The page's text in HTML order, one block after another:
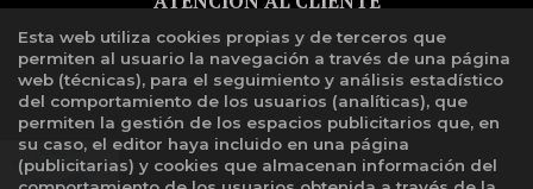
Quiénes somos
Libro de reclamaciones
Esta web utiliza cookies propias y de terceros que
permiten al usuario la navegación a través de una página
web (técnicas), para el seguimiento y análisis estadístico
del comportamiento de los usuarios (analíticas), que
permiten la gestión de los espacios publicitarios que, en
su caso, el editor haya incluido en una página
(publicitarias) y cookies que almacenan información del